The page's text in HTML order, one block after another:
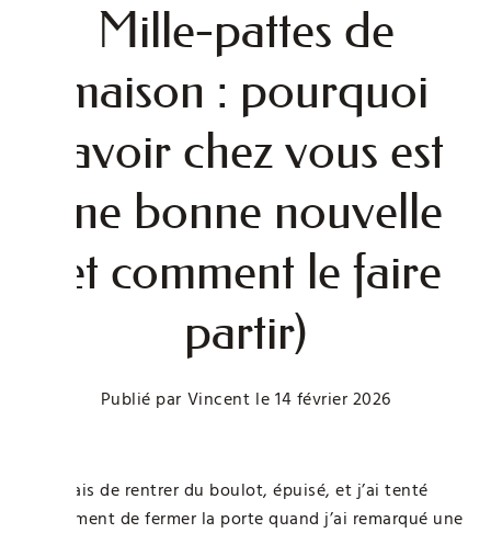
Mille-pattes de
maison : pourquoi
l’avoir chez vous est
une bonne nouvelle
(et comment le faire
partir)
Publié par Vincent le 14 février 2026
Je venais de rentrer du boulot, épuisé, et j’ai tenté
timidement de fermer la porte quand j’ai remarqué une